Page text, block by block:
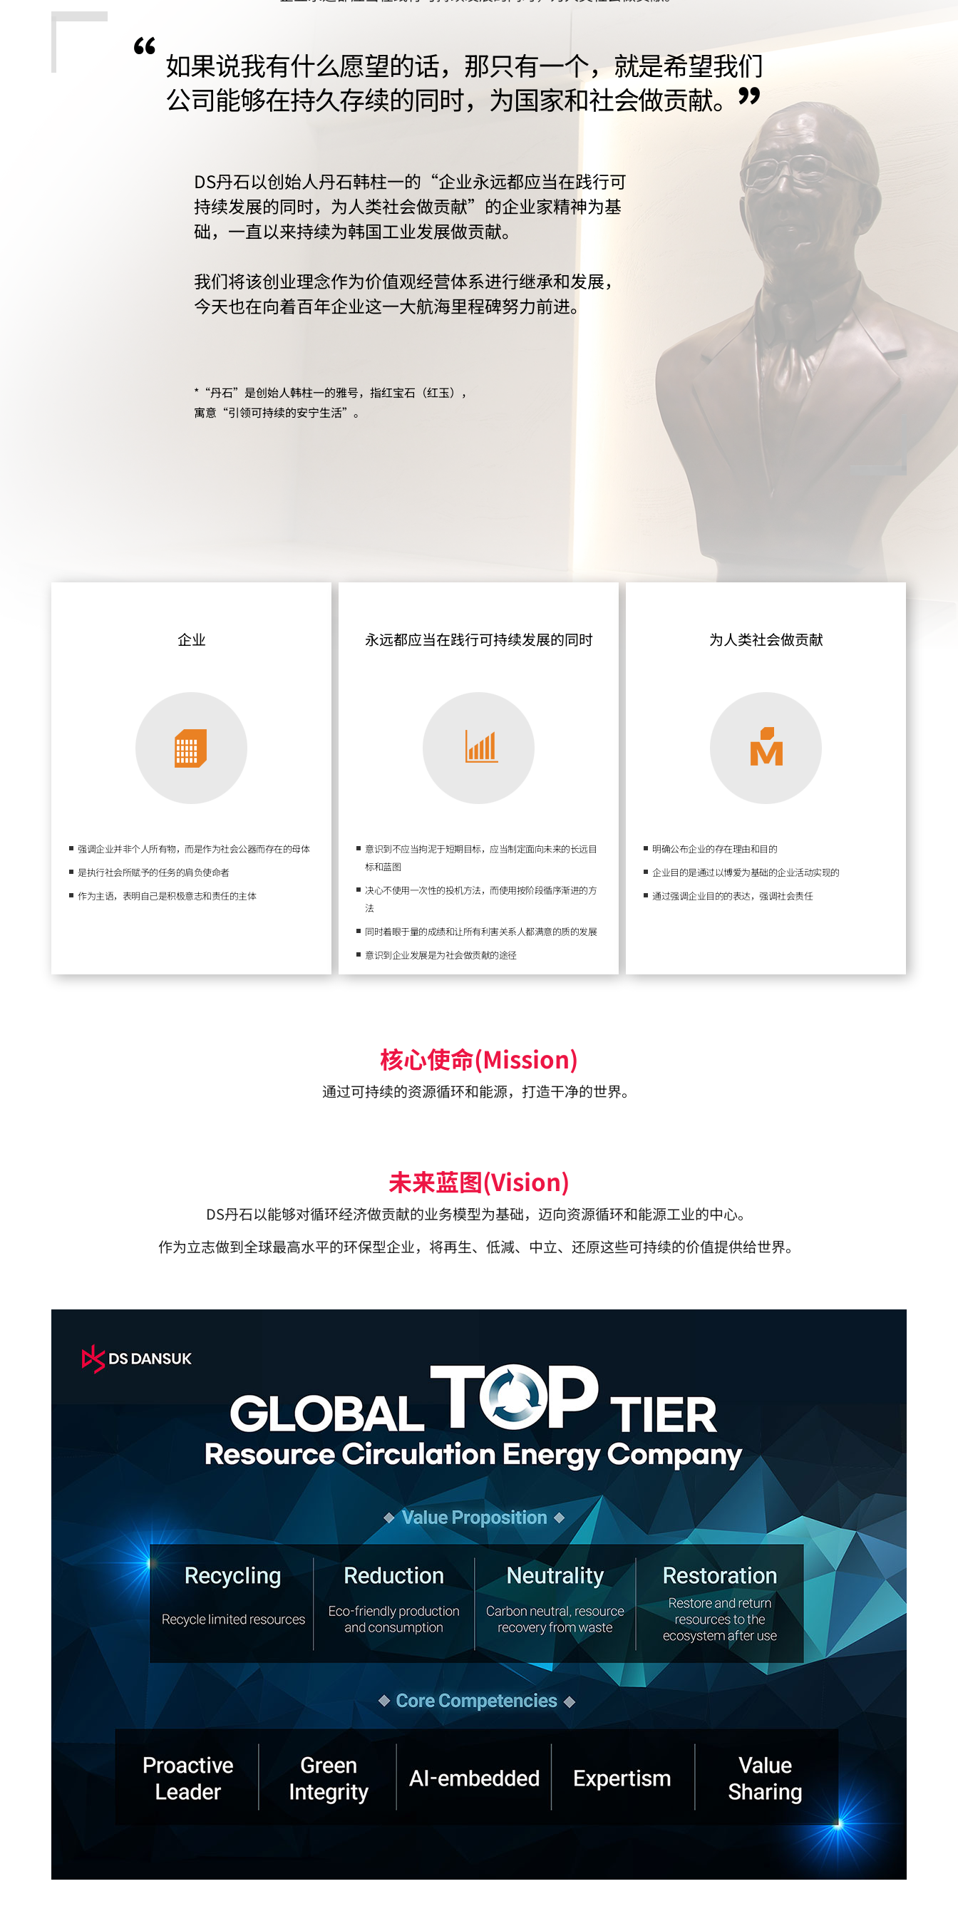
“ 如果说我有什么愿望的话，那只有一个，就是希望我们
公司能够在持久存续的同时，为国家和社会做贡献。 ”
DS丹石以创始人丹石韩柱一的“企业永远都应当在践行可
持续发展的同时，为人类社会做贡献”的企业家精神为基
础，一直以来持续为韩国工业发展做贡献。
我们将该创业理念作为价值观经营体系进行继承和发展，
今天也在向着百年企业这一大航海里程碑努力前进。
*“丹石”是创始人韩柱一的雅号，指红宝石（红玉），
寓意“引领可持续的安宁生活”。​
企业
强调企业并非个人所有物，而是作为社会公器而存在的母体
是执行社会所赋予的任务的肩负使命者
作为主语，表明自己是积极意志和责任的主体
永远都应当在践行可持续发展的同时
意识到不应当拘泥于短期目标，应当制定面向未来的长远目
标和蓝图
决心不使用一次性的投机方法，而使用按阶段循序渐进的方
法
同时着眼于量的成绩和让所有利害关系人都满意的质的发展
意识到企业发展是为社会做贡献的途径
为人类社会做贡献
明确公布企业的存在理由和目的
企业目的是通过以博爱为基础的企业活动实现的
通过强调企业目的的表达，强调社会责任
核心使命(Mission)
通过可持续的资源循环和能源，打造干净的世界。
未来蓝图(Vision)
DS丹石以能够对循环经济做贡献的业务模型为基础，迈向资源循环和能源工业的中心。
作为立志做到全球最高水平的环保型企业，将再生、低減、中立、还原这些可持续的价值提供给世界。